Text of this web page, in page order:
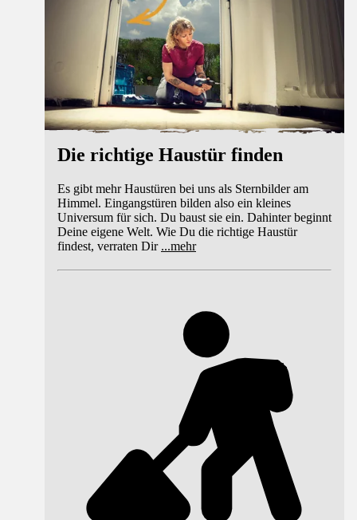
Die richtige Haustür finden
Es gibt mehr Haustüren bei uns als Sternbilder am
Himmel. Eingangstüren bilden also ein kleines
Universum für sich. Du baust sie ein. Dahinter beginnt
Deine eigene Welt. Wie Du die richtige Haustür
findest, verraten Dir ...mehr